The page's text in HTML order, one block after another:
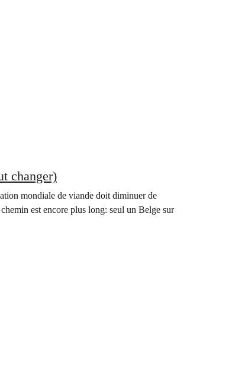
changer)
mondiale de viande doit diminuer de
est encore plus long: seul un Belge sur